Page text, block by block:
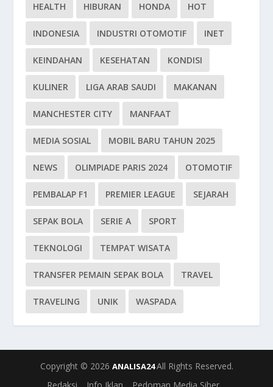
HEALTH HIBURAN HONDA HOT
INDONESIA INDUSTRI OTOMOTIF INET
KEINDAHAN KESEHATAN KONDISI
KULINER LIGA ARAB SAUDI MAKANAN
MANCHESTER CITY MANFAAT
MEDIA SOSIAL MOBIL BARU TAHUN 2025
NEWS OLIMPIADE PARIS 2024 OTOMOTIF
PEMBALAP F1 PREMIER LEAGUE SEJARAH
SEPAK BOLA SERIE A SPORT
TEKNOLOGI TEMPAT WISATA
TRANSFER PEMAIN SEPAK BOLA TRAVEL
TRAVELING UNIK WASPADA
Copyright © 2026 ANALISA24All Rights Reserved.
Redaksi
Info Iklan Pedoman Media Siber